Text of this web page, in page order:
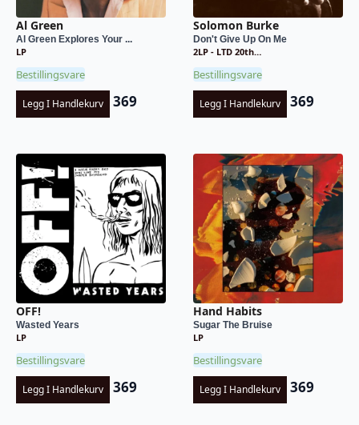
Al Green
Al Green Explores Your ...
LP
Bestillingsvare
Legg I Handlekurv 369
Solomon Burke
Don't Give Up On Me
2LP - LTD 20th…
Bestillingsvare
Legg I Handlekurv 369
OFF!
Wasted Years
LP
Bestillingsvare
Legg I Handlekurv 369
Hand Habits
Sugar The Bruise
LP
Bestillingsvare
Legg I Handlekurv 369